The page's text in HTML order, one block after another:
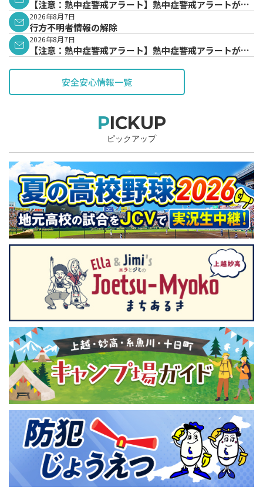
【注意：熱中症警戒アラート】熱中症警戒アラートが発
表されています。
2026年8月7日
行方不明者情報の解除
2026年8月7日
【注意：熱中症警戒アラート】熱中症警戒アラートが発
安全安心情報一覧
PICKUP
ピックアップ